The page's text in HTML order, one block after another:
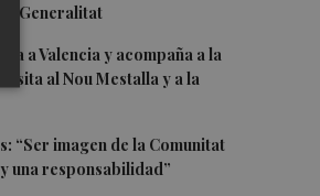
la Generalitat
a Valencia y acompaña a la
visita al Nou Mestalla y a la
“Ser imagen de la Comunitat
una responsabilidad”